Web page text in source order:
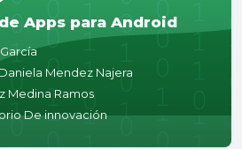
Apps para Android
Mendez Najera
Medina Ramos
De innovación